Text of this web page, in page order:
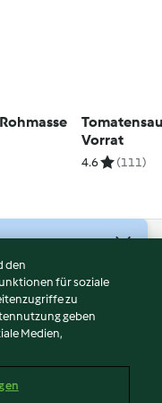
Vorrat
4.6 (111)
den
für soziale
zu
geben
Medien,